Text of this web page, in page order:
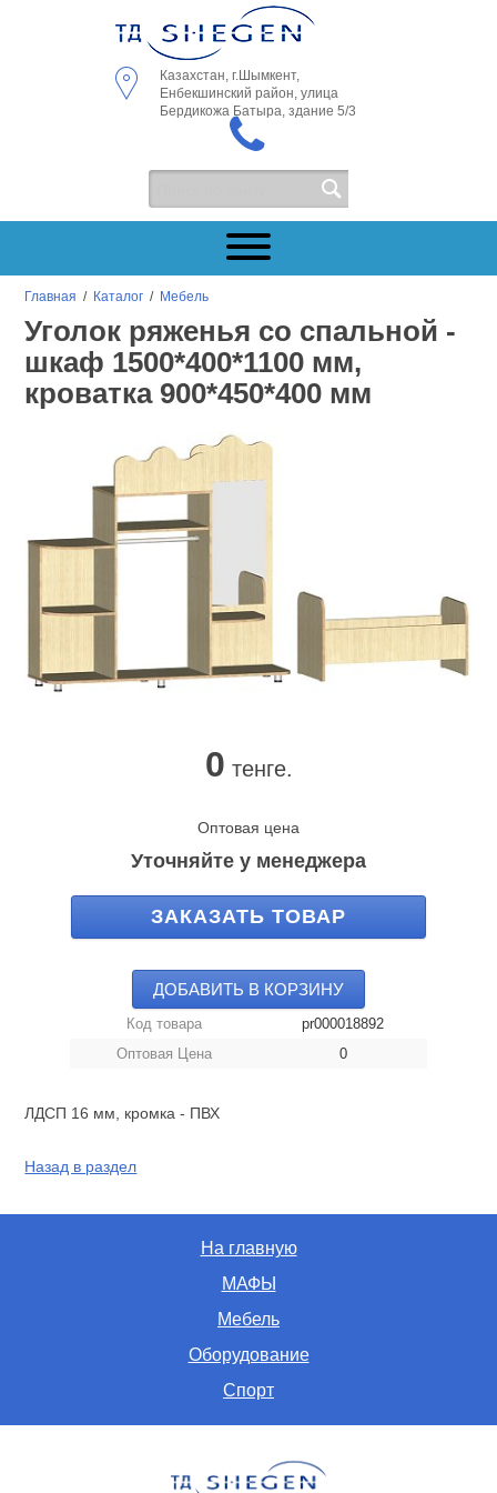
Казахстан, г.Шымкент,
Енбекшинский район, улица
Бердикожа Батыра, здание 5/3
Главная / Каталог / Мебель
Уголок ряженья со спальной -
шкаф 1500*400*1100 мм,
кроватка 900*450*400 мм
0 тенге.
Оптовая цена
Уточняйте у менеджера
ЗАКАЗАТЬ ТОВАР
ДОБАВИТЬ В КОРЗИНУ
Код товара
pr000018892
Оптовая Цена
0
ЛДСП 16 мм, кромка - ПВХ
Назад в раздел
На главную
МАФЫ
Мебель
Оборудование
Спорт